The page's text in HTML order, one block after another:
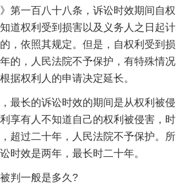
第一百八十八条，诉讼时效期间自权
道权利受到损害以及义务人之日起计
，依照其规定。但是，自权利受到损
的，人民法院不予保护，有特殊情况
据权利人的申请决定延长。
最长的诉讼时效的期间是从权利被侵
享有人不知道自己的权利被侵害，时
超过二十年，人民法院不予保护。所
时效是两年，最长时二十年。
判一般是多久?